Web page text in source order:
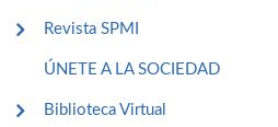
Revista SPMI
ÚNETE A LA SOCIEDAD
Biblioteca Virtual